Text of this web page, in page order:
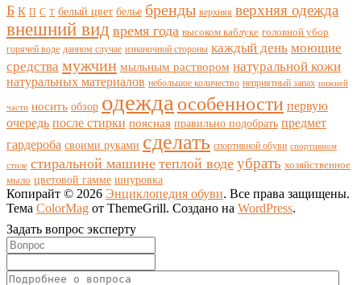
Б К П С Т белый цвет белье бренды верхняя верхняя одежда
внешний вид время года высоком каблуке головной убор
горячей воде данном случае изнаночной стороны каждый день моющие
средства мужчин мыльным раствором натуральной кожи
натуральных материалов небольшое количество неприятный запах нижней
части носить обзор одежда особенности первую
очередь после стирки поясная правильно подобрать предмет
гардероба своими руками сделать спортивной обуви спортивном
стиле стиральной машине теплой воде убрать хозяйственное
мыло цветовой гамме шнуровка
Копирайт © 2026 Энциклопедия обуви. Все права защищены.
Тема ColorMag от ThemeGrill. Создано на WordPress.
Задать вопрос эксперту